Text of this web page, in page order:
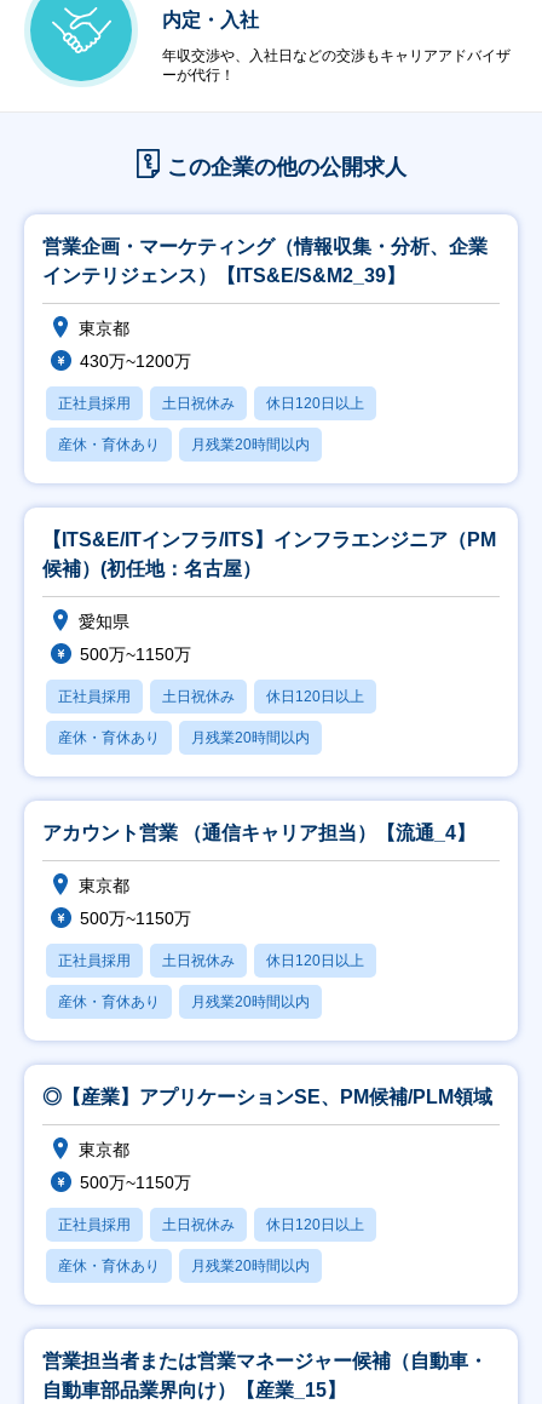
内定・入社
年収交渉や、入社日などの交渉もキャリアアドバイザ
ーが代行！
この企業の他の公開求人
営業企画・マーケティング（情報収集・分析、企業
インテリジェンス）【ITS&E/S&M2_39】
東京都
430万~1200万
正社員採用 土日祝休み 休日120日以上
産休・育休あり 月残業20時間以内
【ITS&E/ITインフラ/ITS】インフラエンジニア（PM
候補）(初任地：名古屋）
愛知県
500万~1150万
正社員採用 土日祝休み 休日120日以上
産休・育休あり 月残業20時間以内
アカウント営業 （通信キャリア担当）【流通_4】
東京都
500万~1150万
正社員採用 土日祝休み 休日120日以上
産休・育休あり 月残業20時間以内
◎【産業】アプリケーションSE、PM候補/PLM領域
東京都
500万~1150万
正社員採用 土日祝休み 休日120日以上
産休・育休あり 月残業20時間以内
営業担当者または営業マネージャー候補（自動車・
自動車部品業界向け）【産業_15】